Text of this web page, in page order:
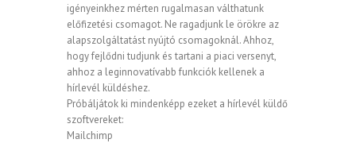
igényeinkhez mérten rugalmasan válthatunk
előfizetési csomagot. Ne ragadjunk le örökre az
alapszolgáltatást nyújtó csomagoknál. Ahhoz,
hogy fejlődni tudjunk és tartani a piaci versenyt,
ahhoz a leginnovatívabb funkciók kellenek a
hírlevél küldéshez.
Próbáljátok ki mindenképp ezeket a hírlevél küldő
szoftvereket:
Mailchimp